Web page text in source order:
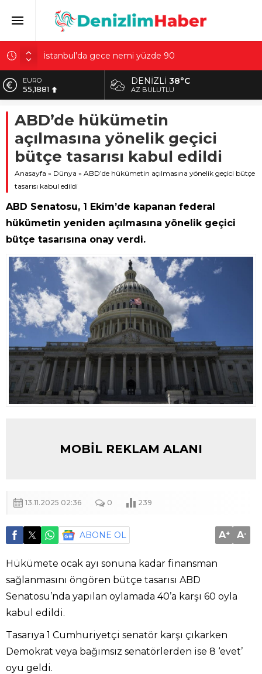
İstanbul’da gece nemi yüzde 90
Artvin açıklarında insansız deniz aracı olduğu
değerlendirilen cisim bulundu
40 dereceyle kavrulan şehirde kar sürprizi: Hem
güneşlendiler hem kaydılar
Sultangazi’de temel kazısında korkutan olay! 4 bina
tahliye edildi
Çiçek Pasajı’nda tartışma yaratan görüntü: Son hali
gerçekten üzücü
EURO
55,1881
6.660,55
BİST
13.779,39
47,7111
DENIZLI38°C
AZ BULUTLU
ABD’de hükümetin
açılmasına yönelik geçici
bütçe tasarısı kabul edildi
Anasayfa » Dünya » ABD’de hükümetin açılmasına yönelik geçici bütçe
tasarısı kabul edildi
ABD Senatosu, 1 Ekim’de kapanan federal
hükümetin yeniden açılmasına yönelik geçici
bütçe tasarısına onay verdi.
MOBİL REKLAM ALANI
13.11.2025 02:36 0 239
ABONE OL A+ A-
Hükümete ocak ayı sonuna kadar finansman
sağlanmasını öngören bütçe tasarısı ABD
Senatosu’nda yapılan oylamada 40’a karşı 60 oyla
kabul edildi.
Tasarıya 1 Cumhuriyetçi senatör karşı çıkarken
Demokrat veya bağımsız senatörlerden ise 8 ‘evet’
oyu geldi.